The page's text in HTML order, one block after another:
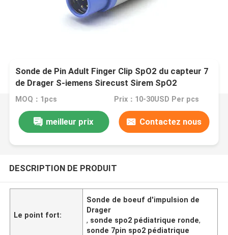
Sonde de Pin Adult Finger Clip SpO2 du capteur 7
de Drager S-iemens Sirecust Sirem SpO2
MOQ：1pcs Prix：10-30USD Per pcs
meilleur prix Contactez nous
DESCRIPTION DE PRODUIT
Le point fort:
Sonde de boeuf d'impulsion de
Drager
, sonde spo2 pédiatrique ronde,
sonde 7pin spo2 pédiatrique